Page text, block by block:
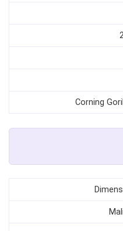
Corning